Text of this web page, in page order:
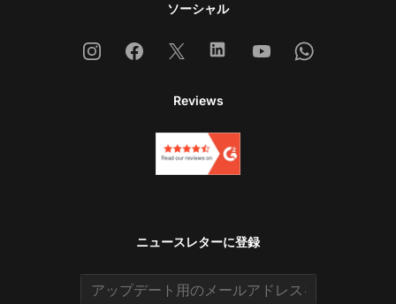
ソーシャル
InstagramFacebook
X LinkedinYoutubeWhatsapp
Reviews
ニュースレターに登録
Email address